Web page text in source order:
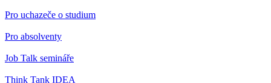
Pro uchazeče o studium
Pro absolventy
Job Talk semináře
Think Tank IDEA